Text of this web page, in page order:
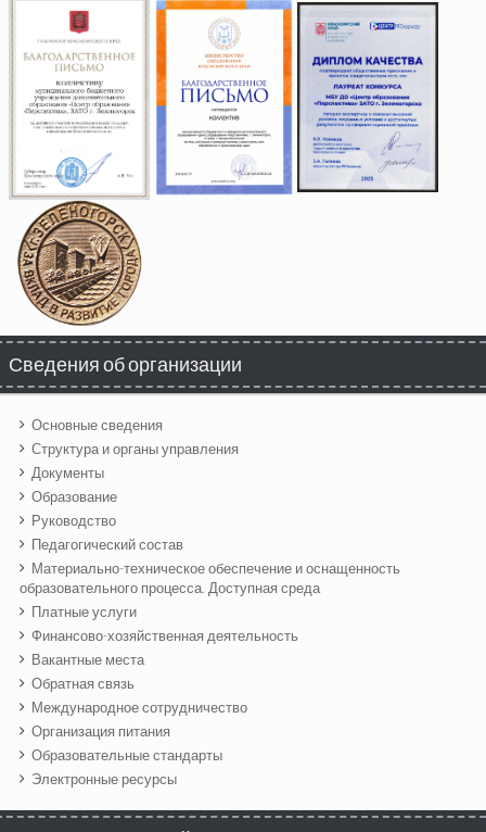
Сведения об организации
Основные сведения
Структура и органы управления
Документы
Образование
Руководство
Педагогический состав
Материально-техническое обеспечение и оснащенность
образовательного процесса. Доступная среда
Платные услуги
Финансово-хозяйственная деятельность
Вакантные места
Обратная связь
Международное сотрудничество
Организация питания
Образовательные стандарты
Электронные ресурсы